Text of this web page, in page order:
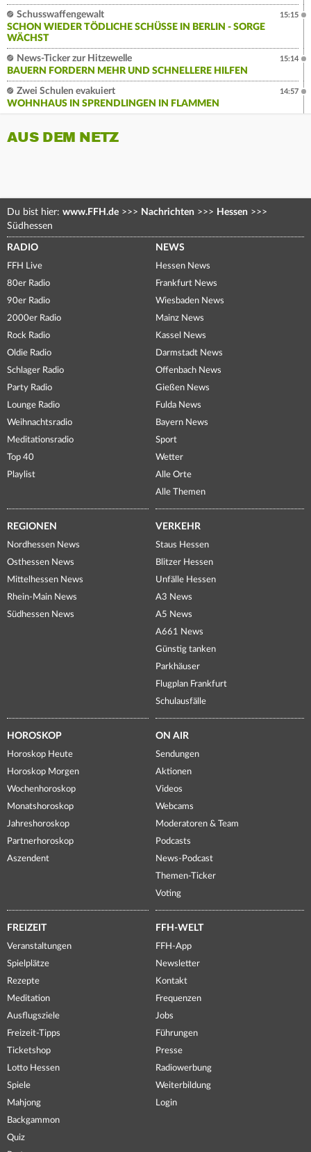
Schusswaffengewalt
SCHON WIEDER TÖDLICHE SCHÜSSE IN BERLIN - SORGE
WÄCHST
15:15
News-Ticker zur Hitzewelle
BAUERN FORDERN MEHR UND SCHNELLERE HILFEN
15:14
Zwei Schulen evakuiert
WOHNHAUS IN SPRENDLINGEN IN FLAMMEN
14:57
AUS DEM NETZ
Du bist hier: www.FFH.de >>> Nachrichten >>> Hessen >>>
Südhessen
RADIO
FFH Live
80er Radio
90er Radio
2000er Radio
Rock Radio
Oldie Radio
Schlager Radio
Party Radio
Lounge Radio
Weihnachtsradio
Meditationsradio
Top 40
Playlist
NEWS
Hessen News
Frankfurt News
Wiesbaden News
Mainz News
Kassel News
Darmstadt News
Offenbach News
Gießen News
Fulda News
Bayern News
Sport
Wetter
Alle Orte
Alle Themen
REGIONEN
Nordhessen News
Osthessen News
Mittelhessen News
Rhein-Main News
Südhessen News
VERKEHR
Staus Hessen
Blitzer Hessen
Unfälle Hessen
A3 News
A5 News
A661 News
Günstig tanken
Parkhäuser
Flugplan Frankfurt
Schulausfälle
HOROSKOP
Horoskop Heute
Horoskop Morgen
Wochenhoroskop
Monatshoroskop
Jahreshoroskop
Partnerhoroskop
Aszendent
ON AIR
Sendungen
Aktionen
Videos
Webcams
Moderatoren & Team
Podcasts
News-Podcast
Themen-Ticker
Voting
FREIZEIT
Veranstaltungen
Spielplätze
Rezepte
Meditation
Ausflugsziele
Freizeit-Tipps
Ticketshop
Lotto Hessen
Spiele
Mahjong
Backgammon
Quiz
FFH-WELT
FFH-App
Newsletter
Kontakt
Frequenzen
Jobs
Führungen
Presse
Radiowerbung
Weiterbildung
Login